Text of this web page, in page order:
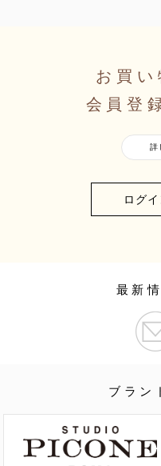
お買い
会員登
ログ
ブラン
最新